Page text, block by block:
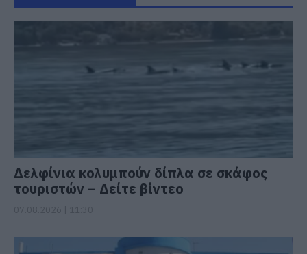
Δελφίνια κολυμπούν δίπλα σε σκάφος
τουριστών – Δείτε βίντεο